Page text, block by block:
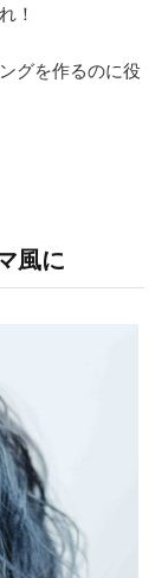
！
グを作るのに役
風に